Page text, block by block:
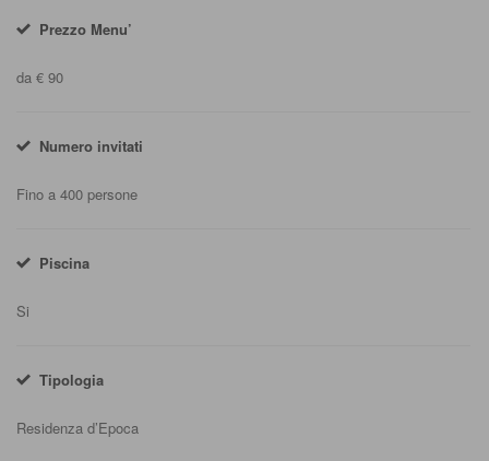
Prezzo Menu’
da € 90
Numero invitati
Fino a 400 persone
Piscina
Si
Tipologia
Residenza d’Epoca